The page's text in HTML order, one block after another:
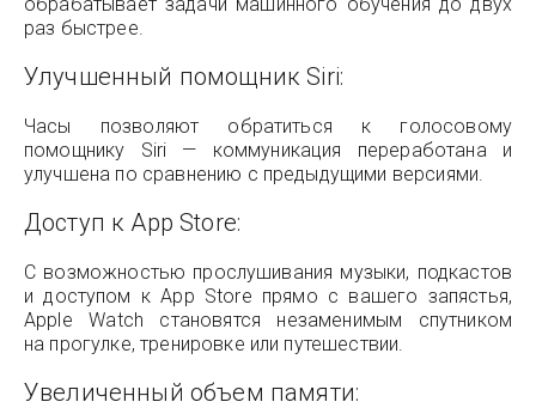
раз быстрее.
Улучшенный помощник Siri:
Часы позволяют обратиться к голосовому
помощнику Siri — коммуникация переработана и
улучшена по сравнению с предыдущими версиями.
Доступ к App Store:
С возможностью прослушивания музыки, подкастов
и доступом к App Store прямо с вашего запястья,
Apple Watch становятся незаменимым спутником
на прогулке, тренировке или путешествии.
Увеличенный объем памяти: